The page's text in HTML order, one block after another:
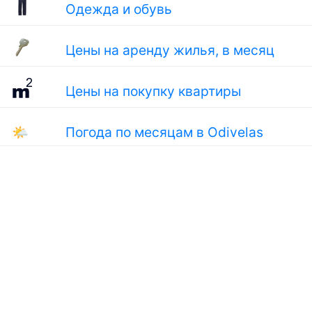
Одежда и обувь
Цены на аренду жилья, в месяц
Цены на покупку квартиры
🌤 Погода по месяцам в Odivelas